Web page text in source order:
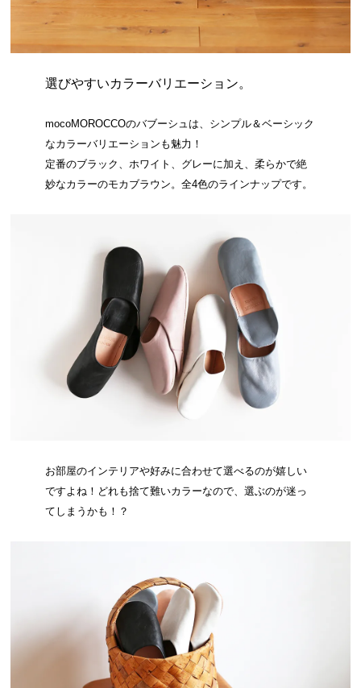
選びやすいカラーバリエーション。
mocoMOROCCOのバブーシュは、シンプル＆ベーシック
なカラーバリエーションも魅力！
定番のブラック、ホワイト、グレーに加え、柔らかで絶
妙なカラーのモカブラウン。全4色のラインナップです。
お部屋のインテリアや好みに合わせて選べるのが嬉しい
ですよね！どれも捨て難いカラーなので、選ぶのが迷っ
てしまうかも！？